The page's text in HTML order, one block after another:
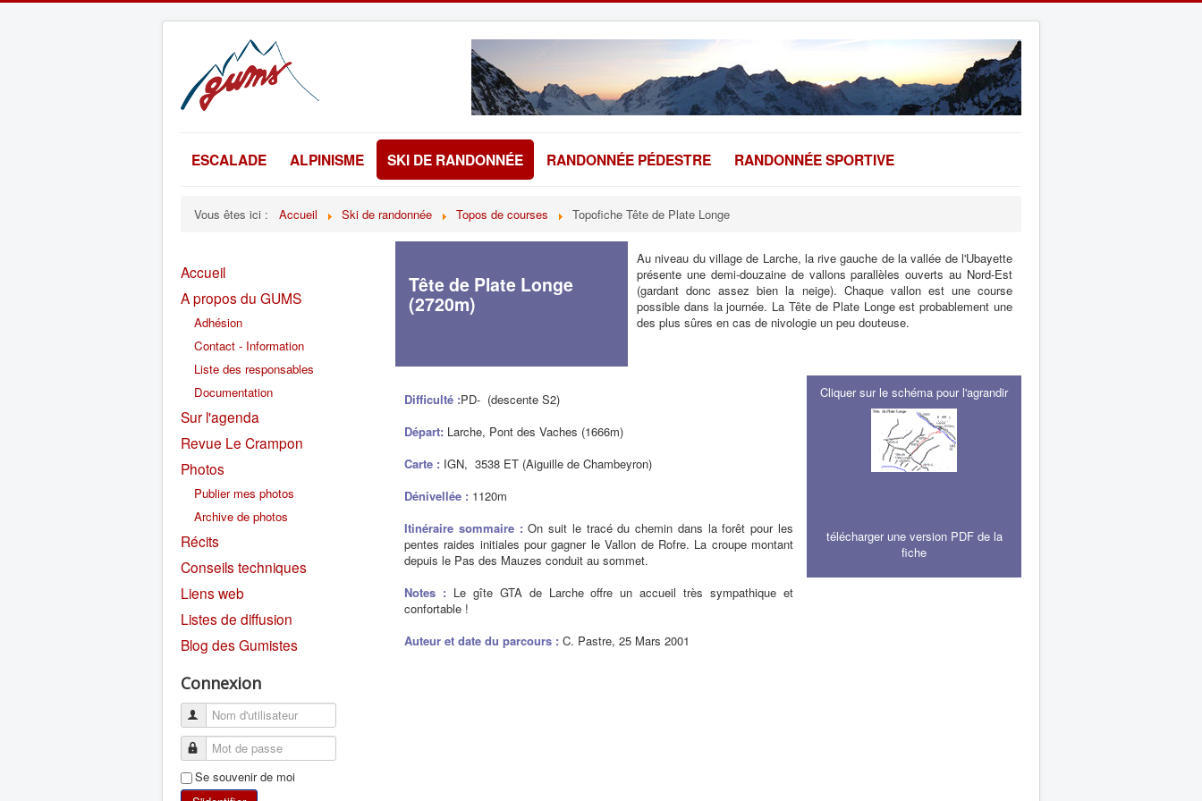
ESCALADE ALPINISME SKI DE RANDONNÉE RANDONNÉE PÉDESTRE RANDONNÉE SPORTIVE
Vous êtes ici : Accueil Ski de randonnée Topos de courses Topofiche Tête de Plate Longe
Accueil
A propos du GUMS
Adhésion
Contact - Information
Liste des responsables
Documentation
Sur l'agenda
Revue Le Crampon
Photos
Publier mes photos
Archive de photos
Récits
Conseils techniques
Liens web
Listes de diffusion
Blog des Gumistes
Connexion
Se souvenir de moi
Tête de Plate Longe
(2720m)
Au niveau du village de Larche, la rive gauche de la vallée de l'Ubayette
présente une demi-douzaine de vallons parallèles ouverts au Nord-Est
(gardant donc assez bien la neige). Chaque vallon est une course
possible dans la journée. La Tête de Plate Longe est probablement une
des plus sûres en cas de nivologie un peu douteuse.
Cliquer sur le schéma pour l'agrandir
télécharger une version PDF de la
fiche
Difficulté :PD- (descente S2)
Départ: Larche, Pont des Vaches (1666m)
Carte : IGN, 3538 ET (Aiguille de Chambeyron)
Dénivellée : 1120m
Itinéraire sommaire :On suit le tracé du chemin dans la forêt pour les
pentes raides initiales pour gagner le Vallon de Rofre. La croupe montant
depuis le Pas des Mauzes conduit au sommet.
Notes : Le gîte GTA de Larche offre un accueil très sympathique et
confortable !
Auteur et date du parcours : C. Pastre, 25 Mars 2001